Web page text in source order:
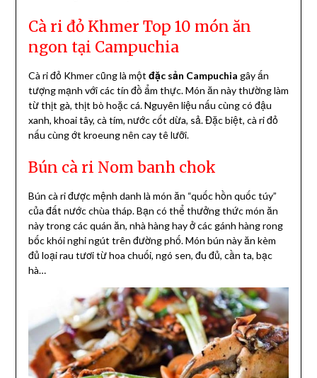
Cà ri đỏ Khmer Top 10 món ăn
ngon tại Campuchia
Cà ri đỏ Khmer cũng là một đặc sản Campuchia gây ấn
tượng mạnh với các tín đồ ẩm thực. Món ăn này thường làm
từ thịt gà, thịt bò hoặc cá. Nguyên liệu nấu cùng có đậu
xanh, khoai tây, cà tím, nước cốt dừa, sả. Đặc biệt, cà ri đỏ
nấu cùng ớt kroeung nên cay tê lưỡi.
Bún cà ri Nom banh chok
Bún cà ri được mệnh danh là món ăn “quốc hồn quốc túy”
của đất nước chùa tháp. Bạn có thể thưởng thức món ăn
này trong các quán ăn, nhà hàng hay ở các gánh hàng rong
bốc khói nghi ngút trên đường phố. Món bún này ăn kèm
đủ loại rau tươi từ hoa chuối, ngó sen, đu đủ, cần ta, bạc
hà…